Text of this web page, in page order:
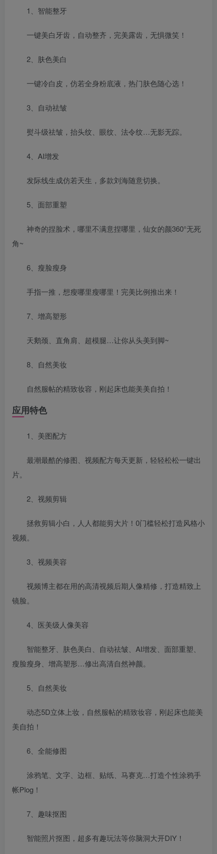
1、智能整牙
一键美白牙齿，自动整齐，完美露齿，无惧微笑！
2、肤色美白
一键冷白皮，仿若全身粉底液，热门肤色随心选！
3、自动祛皱
熨斗级祛皱，抬头纹、眼纹、法令纹…无影无踪。
4、AI增发
发际线生成仿若天生，多款刘海随意切换。
5、面部重塑
神奇的捏脸术，哪里不满意捏哪里，仙女的颜360°无死
角~
6、瘦脸瘦身
手指一推，想瘦哪里瘦哪里！完美比例推出来！
7、增高塑形
天鹅颈、直角肩、超模腿…让你从头美到脚~
8、自然美妆
自然服帖的精致妆容，刚起床也能美美自拍！
应用特色
1、美图配方
最潮最酷的修图、视频配方每天更新，轻轻松松一键出
片。
2、视频剪辑
拯救剪辑小白，人人都能剪大片！0门槛轻松打造风格小
视频。
3、视频美容
视频博主都在用的高清视频后期人像精修，打造精致上
镜脸。
4、医美级人像美容
智能整牙、肤色美白、自动祛皱、AI增发、面部重塑、
瘦脸瘦身、增高塑形…修出高清自然神颜。
5、自然美妆
动态5D立体上妆，自然服帖的精致妆容，刚起床也能美
美自拍！
6、全能修图
涂鸦笔、文字、边框、贴纸、马赛克…打造个性涂鸦手
帐Plog！
7、趣味抠图
智能照片抠图，超多有趣玩法等你脑洞大开DIY！